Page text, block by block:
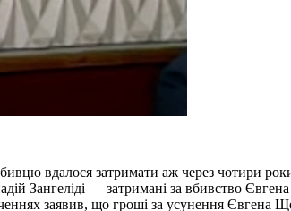
вдалося затримати аж через чотири
Зангеліді — затримані за вбивство
заявив, що гроші за усунення Євгена